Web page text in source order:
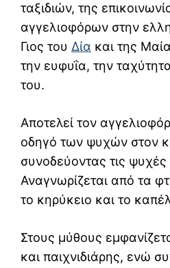
ταξιδιών, της
αγγελιοφόρων στην
Γιος του Δία και της
την ευφυΐα, την
του.
Αποτελεί τον
οδηγό των ψυχών στον
συνοδεύοντας τις
Αναγνωρίζεται από τα
το κηρύκειο και το
Στους μύθους
και παιχνιδιάρης, ενώ